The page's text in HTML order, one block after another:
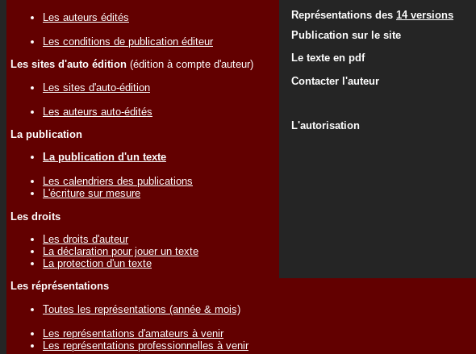
Les auteurs édités
Les conditions de publication éditeur
Les sites d'auto édition (édition à compte d'auteur)
Les sites d'auto-édition
Les auteurs auto-édités
La publication
La publication d'un texte
Les calendriers des publications
L'écriture sur mesure
Les droits
Les droits d'auteur
La déclaration pour jouer un texte
La protection d'un texte
Les réprésentations
Toutes les représentations (année & mois)
Les représentations d'amateurs à venir
Les représentations professionnelles à venir
Représentations des 14 versions
Publication sur le site
Le texte en pdf
Contacter l'auteur
L'autorisation